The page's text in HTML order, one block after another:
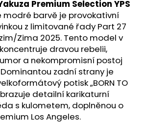
Premium Selection YPS
modré barvě je provokativní
z limitované řady Part 27
Zima 2025. Tento model v
dravou rebelii,
a nekompromisní postoj
zadní strany je
potisk „BORN TO
detailní karikaturní
s kulometem, doplněnou o
Los Angeles.
HLEDAT